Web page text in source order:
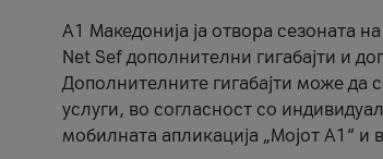
А1 Македонија ја отвора сезоната
Net Sef дополнителни гигабајти и
Дополнителните гигабајти може да
услуги, во согласност со
мобилната апликација „Мојот А1“